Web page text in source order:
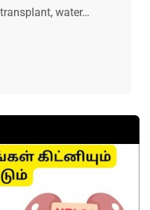
water…